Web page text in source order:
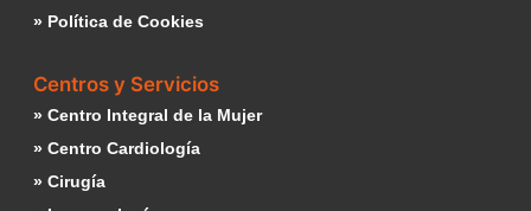
» Política de Cookies
Centros y Servicios
» Centro Integral de la Mujer
» Centro Cardiología
» Cirugía